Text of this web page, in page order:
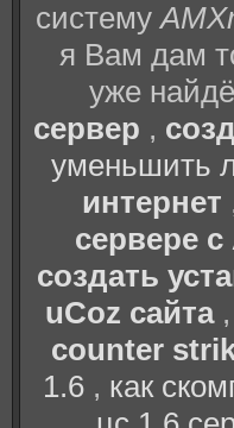
систему
я Вам дам
уже
сервер ,
уменьшить
интернет
сервере
создать
uCoz сайта
counter
1.6, как